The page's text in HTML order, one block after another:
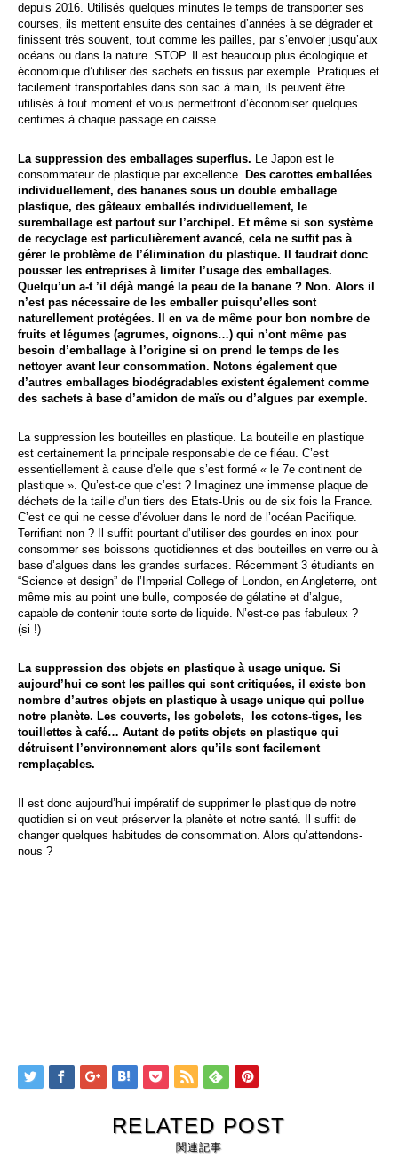
depuis 2016. Utilisés quelques minutes le temps de transporter ses
courses, ils mettent ensuite des centaines d’années à se dégrader et
finissent très souvent, tout comme les pailles, par s’envoler jusqu’aux
océans ou dans la nature. STOP. Il est beaucoup plus écologique et
économique d’utiliser des sachets en tissus par exemple. Pratiques et
facilement transportables dans son sac à main, ils peuvent être
utilisés à tout moment et vous permettront d’économiser quelques
centimes à chaque passage en caisse.
La suppression des emballages superflus. Le Japon est le
consommateur de plastique par excellence. Des carottes emballées
individuellement, des bananes sous un double emballage
plastique, des gâteaux emballés individuellement, le
suremballage est partout sur l’archipel. Et même si son système
de recyclage est particulièrement avancé, cela ne suffit pas à
gérer le problème de l’élimination du plastique. Il faudrait donc
pousser les entreprises à limiter l’usage des emballages.
Quelqu’un a-t ’il déjà mangé la peau de la banane ? Non. Alors il
n’est pas nécessaire de les emballer puisqu’elles sont
naturellement protégées. Il en va de même pour bon nombre de
fruits et légumes (agrumes, oignons…) qui n’ont même pas
besoin d’emballage à l’origine si on prend le temps de les
nettoyer avant leur consommation. Notons également que
d’autres emballages biodégradables existent également comme
des sachets à base d’amidon de maïs ou d’algues par exemple.
La suppression les bouteilles en plastique. La bouteille en plastique
est certainement la principale responsable de ce fléau. C’est
essentiellement à cause d’elle que s’est formé « le 7e continent de
plastique ». Qu’est-ce que c’est ? Imaginez une immense plaque de
déchets de la taille d’un tiers des Etats-Unis ou de six fois la France.
C’est ce qui ne cesse d’évoluer dans le nord de l’océan Pacifique.
Terrifiant non ? Il suffit pourtant d’utiliser des gourdes en inox pour
consommer ses boissons quotidiennes et des bouteilles en verre ou à
base d’algues dans les grandes surfaces. Récemment 3 étudiants en
“Science et design” de l’Imperial College of London, en Angleterre, ont
même mis au point une bulle, composée de gélatine et d’algue,
capable de contenir toute sorte de liquide. N’est-ce pas fabuleux ?
(si !)
La suppression des objets en plastique à usage unique. Si
aujourd’hui ce sont les pailles qui sont critiquées, il existe bon
nombre d’autres objets en plastique à usage unique qui pollue
notre planète. Les couverts, les gobelets, les cotons-tiges, les
touillettes à café… Autant de petits objets en plastique qui
détruisent l’environnement alors qu’ils sont facilement
remplaçables.
Il est donc aujourd’hui impératif de supprimer le plastique de notre
quotidien si on veut préserver la planète et notre santé. Il suffit de
changer quelques habitudes de consommation. Alors qu’attendons-
nous ?
RELATED POST
関連記事